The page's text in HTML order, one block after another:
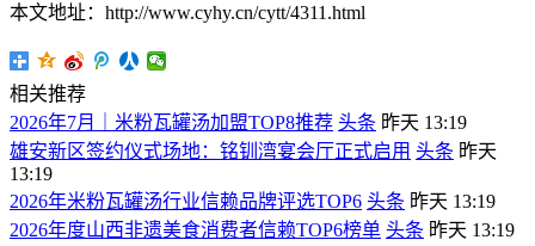
本文地址：http://www.cyhy.cn/cytt/4311.html
相关推荐
2026年7月｜米粉瓦罐汤加盟TOP8推荐 头条 昨天 13:19
雄安新区签约仪式场地：铭钏湾宴会厅正式启用 头条 昨天
13:19
2026年米粉瓦罐汤行业信赖品牌评选TOP6 头条 昨天 13:19
2026年度山西非遗美食消费者信赖TOP6榜单 头条 昨天 13:19